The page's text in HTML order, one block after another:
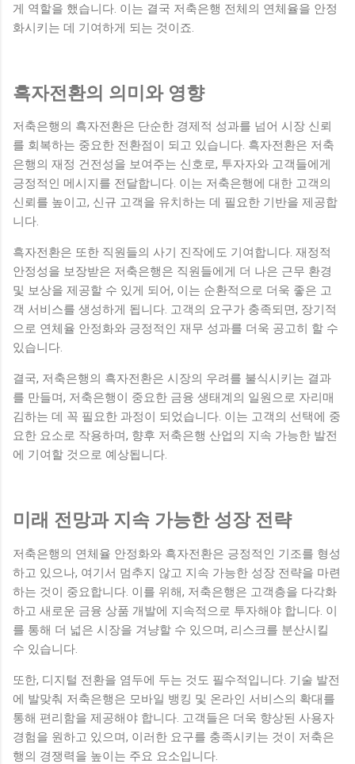
게 역할을 했습니다. 이는 결국 저축은행 전체의 연체율을 안정
화시키는 데 기여하게 되는 것이죠.
흑자전환의 의미와 영향
저축은행의 흑자전환은 단순한 경제적 성과를 넘어 시장 신뢰
를 회복하는 중요한 전환점이 되고 있습니다. 흑자전환은 저축
은행의 재정 건전성을 보여주는 신호로, 투자자와 고객들에게
긍정적인 메시지를 전달합니다. 이는 저축은행에 대한 고객의
신뢰를 높이고, 신규 고객을 유치하는 데 필요한 기반을 제공합
니다.
흑자전환은 또한 직원들의 사기 진작에도 기여합니다. 재정적
안정성을 보장받은 저축은행은 직원들에게 더 나은 근무 환경
및 보상을 제공할 수 있게 되어, 이는 순환적으로 더욱 좋은 고
객 서비스를 생성하게 됩니다. 고객의 요구가 충족되면, 장기적
으로 연체율 안정화와 긍정적인 재무 성과를 더욱 공고히 할 수
있습니다.
결국, 저축은행의 흑자전환은 시장의 우려를 불식시키는 결과
를 만들며, 저축은행이 중요한 금융 생태계의 일원으로 자리매
김하는 데 꼭 필요한 과정이 되었습니다. 이는 고객의 선택에 중
요한 요소로 작용하며, 향후 저축은행 산업의 지속 가능한 발전
에 기여할 것으로 예상됩니다.
미래 전망과 지속 가능한 성장 전략
저축은행의 연체율 안정화와 흑자전환은 긍정적인 기조를 형성
하고 있으나, 여기서 멈추지 않고 지속 가능한 성장 전략을 마련
하는 것이 중요합니다. 이를 위해, 저축은행은 고객층을 다각화
하고 새로운 금융 상품 개발에 지속적으로 투자해야 합니다. 이
를 통해 더 넓은 시장을 겨냥할 수 있으며, 리스크를 분산시킬
수 있습니다.
또한, 디지털 전환을 염두에 두는 것도 필수적입니다. 기술 발전
에 발맞춰 저축은행은 모바일 뱅킹 및 온라인 서비스의 확대를
통해 편리함을 제공해야 합니다. 고객들은 더욱 향상된 사용자
경험을 원하고 있으며, 이러한 요구를 충족시키는 것이 저축은
행의 경쟁력을 높이는 주요 요소입니다.